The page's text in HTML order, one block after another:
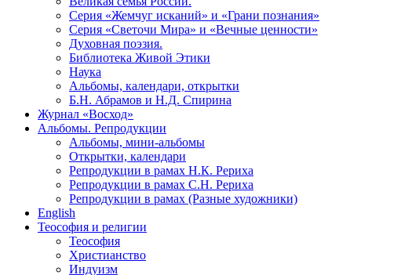
Серия «Жемчуг исканий» и «Грани познания»
Серия «Светочи Мира» и «Вечные ценности»
Духовная поэзия.
Библиотека Живой Этики
Наука
Альбомы, календари, открытки
Б.Н. Абрамов и Н.Д. Спирина
Журнал «Восход»
Альбомы. Репродукции
Альбомы, мини-альбомы
Открытки, календари
Репродукции в рамах Н.К. Рериха
Репродукции в рамах С.Н. Рериха
Репродукции в рамах (Разные художники)
English
Теософия и религии
Теософия
Христианство
Индуизм